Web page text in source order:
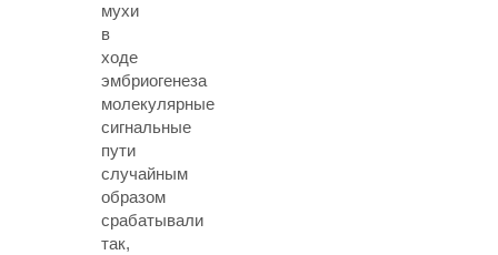
мухи
в
ходе
эмбриогенеза
молекулярные
сигнальные
пути
случайным
образом
срабатывали
так,